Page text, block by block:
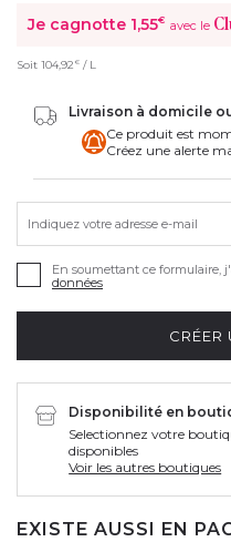
Je cagnotte 1,55€ avec le
Soit 104,92 € / L
Livraison à domicile
Ce produit est
Créez une alerte
Indiquez votre adresse e-mail
En soumettant ce formulaire,
données
CRÉER
Disponibilité en
Selectionnez votre
disponibles
Voir les autres boutiques
EXISTE AUSSI EN